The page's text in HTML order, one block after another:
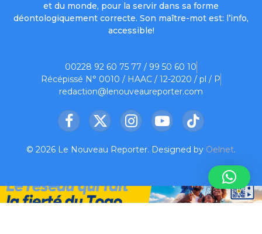
et du monde, pour la servir dans sa forme
déontologiquement correcte. Son maître-mot est: l’info,
accessible!
00228 92 60 75 77 / 99 50 60 10
Récépissé N° 0010 / HAAC / 12-2020 / pl / P
redaction@lenouveaureporter.com
Facebook
X
InstagramYouTubeTikTok
© 2026 Le Nouveau Reporter. Designed by Oelnet.